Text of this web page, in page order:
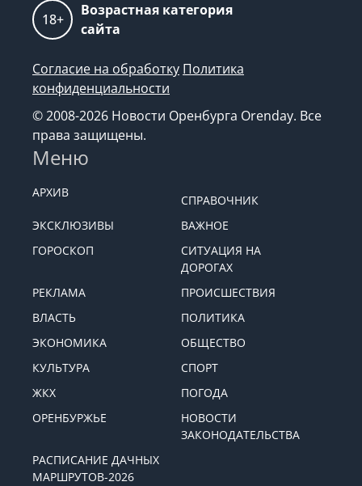
18+
Возрастная категория
сайта
Согласие на обработку Политика
конфиденциальности
© 2008-2026 Новости Оренбурга Orenday. Все
права защищены.
Меню
АРХИВ
СПРАВОЧНИК
ЭКСКЛЮЗИВЫ
ВАЖНОЕ
ГОРОСКОП
СИТУАЦИЯ НА
ДОРОГАХ
РЕКЛАМА
ПРОИСШЕСТВИЯ
ВЛАСТЬ
ПОЛИТИКА
ЭКОНОМИКА
ОБЩЕСТВО
КУЛЬТУРА
СПОРТ
ЖКХ
ПОГОДА
ОРЕНБУРЖЬЕ
НОВОСТИ
ЗАКОНОДАТЕЛЬСТВА
РАСПИСАНИЕ ДАЧНЫХ
МАРШРУТОВ-2026